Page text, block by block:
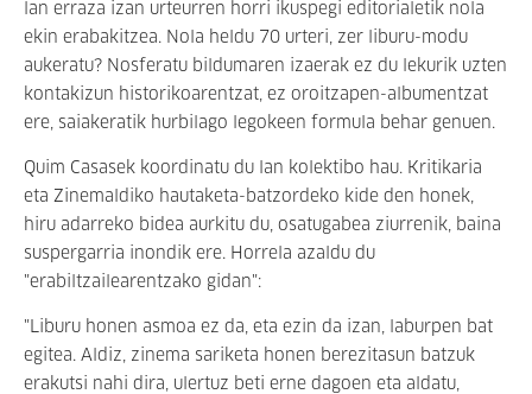
lan erraza izan urteurren horri ikuspegi editorialetik nola
ekin erabakitzea. Nola heldu 70 urteri, zer liburu-modu
aukeratu? Nosferatu bildumaren izaerak ez du lekurik uzten
kontakizun historikoarentzat, ez oroitzapen-albumentzat
ere, saiakeratik hurbilago legokeen formula behar genuen.
Quim Casasek koordinatu du lan kolektibo hau. Kritikaria
eta Zinemaldiko hautaketa-batzordeko kide den honek,
hiru adarreko bidea aurkitu du, osatugabea ziurrenik, baina
suspergarria inondik ere. Horrela azaldu du
"erabiltzailearentzako gidan":
"Liburu honen asmoa ez da, eta ezin da izan, laburpen bat
egitea. Aldiz, zinema sariketa honen berezitasun batzuk
erakutsi nahi dira, ulertuz beti erne dagoen eta aldatu,